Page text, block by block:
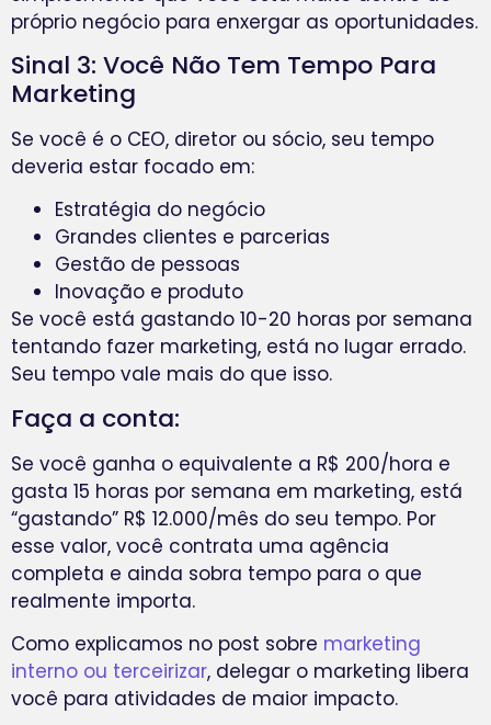
próprio negócio para enxergar as oportunidades.
Sinal 3: Você Não Tem Tempo Para
Marketing
Se você é o CEO, diretor ou sócio, seu tempo
deveria estar focado em:
Estratégia do negócio
Grandes clientes e parcerias
Gestão de pessoas
Inovação e produto
Se você está gastando 10-20 horas por semana
tentando fazer marketing, está no lugar errado.
Seu tempo vale mais do que isso.
Faça a conta:
Se você ganha o equivalente a R$ 200/hora e
gasta 15 horas por semana em marketing, está
“gastando” R$ 12.000/mês do seu tempo. Por
esse valor, você contrata uma agência
completa e ainda sobra tempo para o que
realmente importa.
Como explicamos no post sobre marketing
interno ou terceirizar, delegar o marketing libera
você para atividades de maior impacto.